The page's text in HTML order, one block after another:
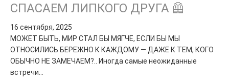
СПАСАЕМ ЛИПКОГО ДРУГА 🦺
16 сентября, 2025
МОЖЕТ БЫТЬ, МИР СТАЛ БЫ МЯГЧЕ, ЕСЛИ БЫ МЫ
ОТНОСИЛИСЬ БЕРЕЖНО К КАЖДОМУ — ДАЖЕ К ТЕМ, КОГО
ОБЫЧНО НЕ ЗАМЕЧАЕМ?.. Иногда самые неожиданные
встречи…